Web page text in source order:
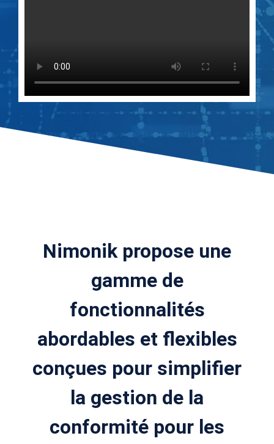
Nimonik propose une
gamme de
fonctionnalités
abordables et flexibles
conçues pour simplifier
la gestion de la
conformité pour les